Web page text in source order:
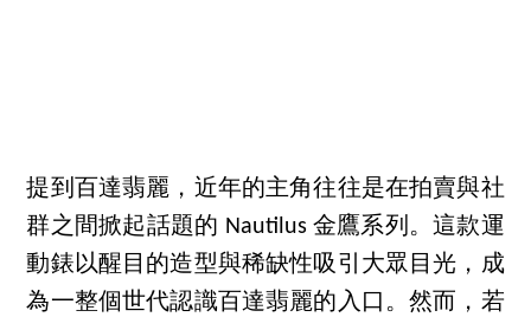
提到百達翡麗，近年的主角往往是在拍賣與社
群之間掀起話題的 Nautilus 金鷹系列。這款運
動錶以醒目的造型與稀缺性吸引大眾目光，成
為一整個世代認識百達翡麗的入口。然而，若